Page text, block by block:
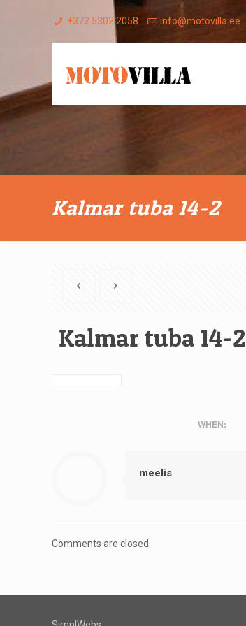
+372 5302 2058 info@motovilla.ee
Kalmar tuba 14-2
Kalmar tuba 14-2
WHEN:
meelis
Comments are closed.